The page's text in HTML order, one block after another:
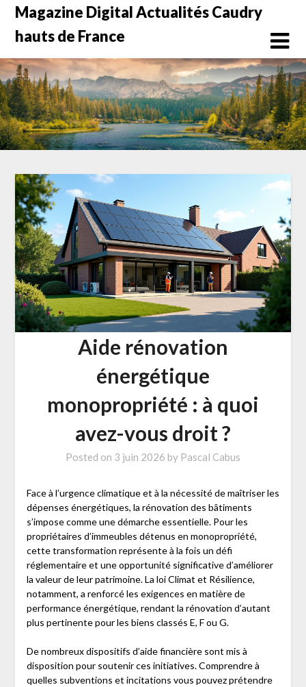
Skip
content
Magazine Digital Actualités Caudry
hauts de France
Aide rénovation
énergétique
monopropriété : à quoi
avez-vous droit ?
Posted on 3 juin 2026 by Pascal Cabus
Face à l’urgence climatique et à la nécessité de maîtriser les
dépenses énergétiques, la rénovation des bâtiments
s’impose comme une démarche essentielle. Pour les
propriétaires d’immeubles détenus en monopropriété,
cette transformation représente à la fois un défi
réglementaire et une opportunité significative d’améliorer
la valeur de leur patrimoine. La loi Climat et Résilience,
notamment, a renforcé les exigences en matière de
performance énergétique, rendant la rénovation d’autant
plus pertinente pour les biens classés E, F ou G.
De nombreux dispositifs d’aide financière sont mis à
disposition pour soutenir ces initiatives. Comprendre à
quelles subventions et incitations vous pouvez prétendre